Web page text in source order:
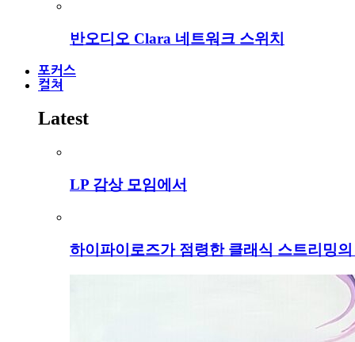
반오디오 Clara 네트워크 스위치
포커스
컬쳐
Latest
LP 감상 모임에서
하이파이로즈가 점령한 클래식 스트리밍